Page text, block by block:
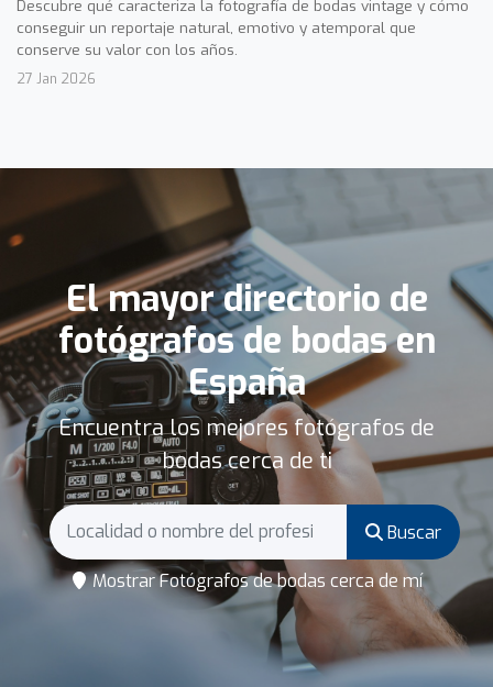
Descubre qué caracteriza la fotografía de bodas vintage y cómo
conseguir un reportaje natural, emotivo y atemporal que
conserve su valor con los años.
27 Jan 2026
El mayor directorio de
fotógrafos de bodas en
España
Encuentra los mejores fotógrafos de
bodas cerca de ti
Buscar
Mostrar Fotógrafos de bodas cerca de mí